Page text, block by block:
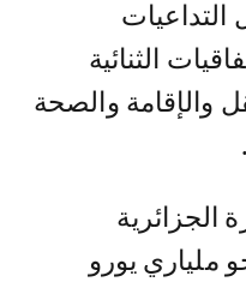
التداعيات
الثنائية
والإقامة والصحة
الجزائرية
ملياري يورو